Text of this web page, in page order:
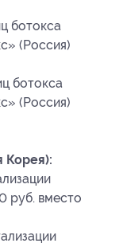
ботокса
(Россия)
ботокса
(Россия)
Корея):
руб. вместо